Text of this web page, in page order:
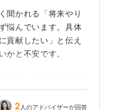
聞かれる「将来やり
悩んでいます。具体
貢献したい」と伝え
かと不安です。
たい」「〇〇を専門
2 人のアドバイザーが回答